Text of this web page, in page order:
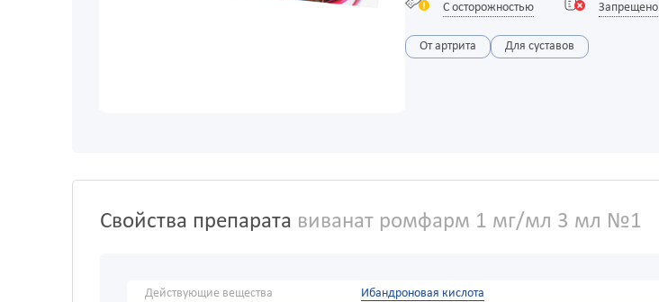
С осторожностью
Запрещено
От артрита Для суставов
Свойства препарата виванат ромфарм 1 мг/мл 3 мл №1
Действующие вещества
Ибандроновая кислота